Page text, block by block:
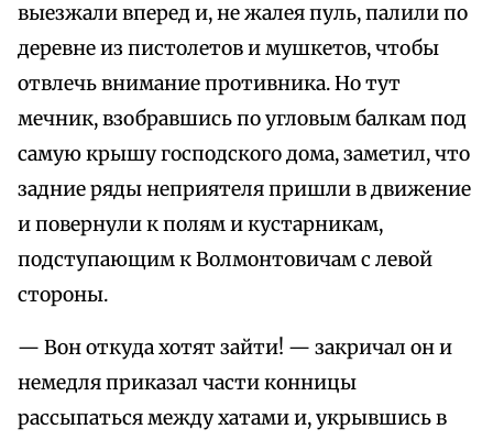
выезжали вперед и, не жалея пуль, палили по
деревне из пистолетов и мушкетов, чтобы
отвлечь внимание противника. Но тут
мечник, взобравшись по угловым балкам под
самую крышу господского дома, заметил, что
задние ряды неприятеля пришли в движение
и повернули к полям и кустарникам,
подступающим к Волмонтовичам с левой
стороны.
— Вон откуда хотят зайти! — закричал он и
немедля приказал части конницы
рассыпаться между хатами и, укрывшись в